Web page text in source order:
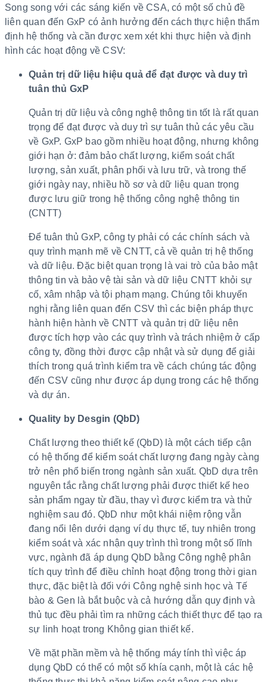
Song song với các sáng kiến về CSA, có một số chủ đề
liên quan đến GxP có ảnh hưởng đến cách thực hiện thẩm
định hệ thống và cần được xem xét khi thực hiện và định
hình các hoạt động về CSV:
Quản trị dữ liệu hiệu quả để đạt được và duy trì
tuân thủ GxP
Quản trị dữ liệu và công nghệ thông tin tốt là rất quan
trọng để đạt được và duy trì sự tuân thủ các yêu cầu
về GxP. GxP bao gồm nhiều hoạt động, nhưng không
giới hạn ở: đảm bảo chất lượng, kiểm soát chất
lượng, sản xuất, phân phối và lưu trữ, và trong thế
giới ngày nay, nhiều hồ sơ và dữ liệu quan trọng
được lưu giữ trong hệ thống công nghệ thông tin
(CNTT)
Để tuân thủ GxP, công ty phải có các chính sách và
quy trình mạnh mẽ về CNTT, cả về quản trị hệ thống
và dữ liệu. Đặc biệt quan trọng là vai trò của bảo mật
thông tin và bảo vệ tài sản và dữ liệu CNTT khỏi sự
cố, xâm nhập và tội phạm mạng. Chúng tôi khuyến
nghị rằng liên quan đến CSV thì các biện pháp thực
hành hiện hành về CNTT và quản trị dữ liệu nên
được tích hợp vào các quy trình và trách nhiệm ở cấp
công ty, đồng thời được cập nhật và sử dụng để giải
thích trong quá trình kiểm tra về cách chúng tác động
đến CSV cũng như được áp dụng trong các hệ thống
và dự án.
Quality by Desgin (QbD)
Chất lượng theo thiết kế (QbD) là một cách tiếp cận
có hệ thống để kiểm soát chất lượng đang ngày càng
trở nên phổ biến trong ngành sản xuất. QbD dựa trên
nguyên tắc rằng chất lượng phải được thiết kế heo
sản phẩm ngay từ đầu, thay vì được kiểm tra và thử
nghiệm sau đó. QbD như một khái niệm rộng vẫn
đang nổi lên dưới dạng ví dụ thực tế, tuy nhiên trong
kiểm soát và xác nhận quy trình thì trong một số lĩnh
vực, ngành đã áp dụng QbD bằng Công nghệ phân
tích quy trình để điều chỉnh hoạt động trong thời gian
thực, đặc biệt là đối với Công nghệ sinh học và Tế
bào & Gen là bắt buộc và cả hướng dẫn quy định và
thủ tục đều phải tìm ra những cách thiết thực để tạo ra
sự linh hoạt trong Không gian thiết kế.
Về mặt phần mềm và hệ thống máy tính thì việc áp
dụng QbD có thể có một số khía cạnh, một là các hệ